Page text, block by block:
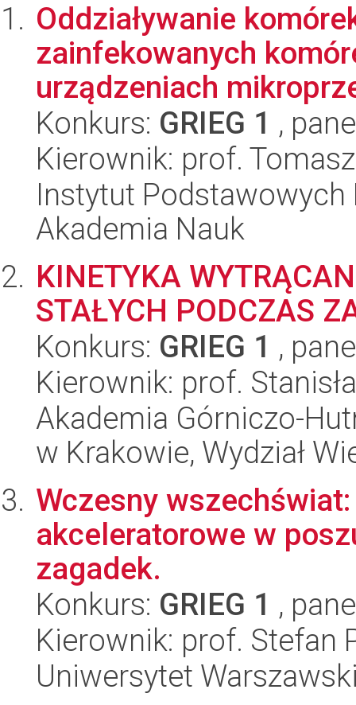
Oddziaływanie
zainfekowanych
urządzeniach
Konkurs: GRIEG 1 ,
Kierownik: prof.
Instytut
Akademia Nauk
KINETYKA
STAŁYCH PODCZAS
Konkurs: GRIEG 1 ,
Kierownik: prof.
Akademia Górniczo-
w Krakowie, Wydział
Wczesny
akceleratorowe w
zagadek.
Konkurs: GRIEG 1 ,
Kierownik: prof. Stefan
Uniwersytet